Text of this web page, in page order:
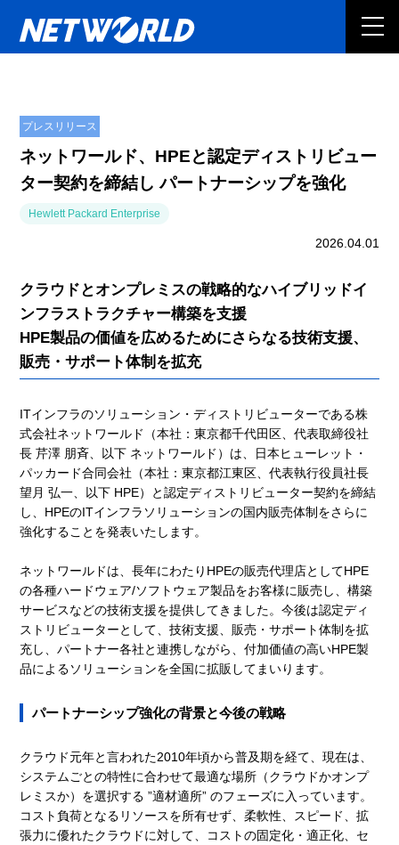
プレスリリース
ネットワールド、HPEと認定ディストリビュー
ター契約を締結し パートナーシップを強化
Hewlett Packard Enterprise
2026.04.01
クラウドとオンプレミスの戦略的なハイブリッドイ
ンフラストラクチャー構築を支援
HPE製品の価値を広めるためにさらなる技術支援、
販売・サポート体制を拡充
ITインフラのソリューション・ディストリビューターである株
式会社ネットワールド（本社：東京都千代田区、代表取締役社
長 芹澤 朋斉、以下 ネットワールド）は、日本ヒューレット・
パッカード合同会社（本社：東京都江東区、代表執行役員社長
望月 弘一、以下 HPE）と認定ディストリビューター契約を締結
し、HPEのITインフラソリューションの国内販売体制をさらに
強化することを発表いたします。
ネットワールドは、長年にわたりHPEの販売代理店としてHPE
の各種ハードウェア/ソフトウェア製品をお客様に販売し、構築
サービスなどの技術支援を提供してきました。今後は認定ディ
ストリビューターとして、技術支援、販売・サポート体制を拡
充し、パートナー各社と連携しながら、付加価値の高いHPE製
品によるソリューションを全国に拡販してまいります。
パートナーシップ強化の背景と今後の戦略
クラウド元年と言われた2010年頃から普及期を経て、現在は、
システムごとの特性に合わせて最適な場所（クラウドかオンプ
レミスか）を選択する ”適材適所” のフェーズに入っています。
コスト負荷となるリソースを所有せず、柔軟性、スピード、拡
張力に優れたクラウドに対して、コストの固定化・適正化、セ